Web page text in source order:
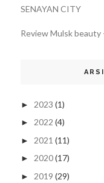
SENAYAN CITY
Review Mulsk
► 2023 (1)
► 2022 (4)
► 2021 (11)
► 2020(17)
► 2019 (29)